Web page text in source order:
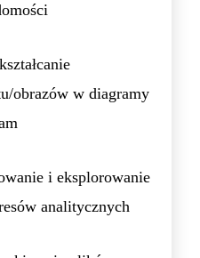
obrazów w diagramy
i eksplorowanie
analitycznych